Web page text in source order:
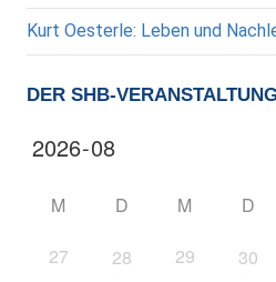
Kurt Oesterle: Leben und
DER SHB-
M D M D
27 28 29 30